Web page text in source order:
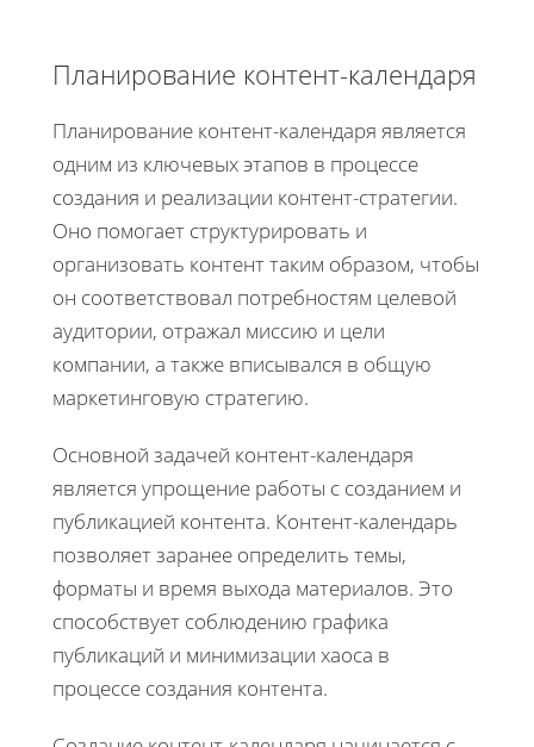
Планирование контент-календаря
Планирование контент-календаря является
одним из ключевых этапов в процессе
создания и реализации контент-стратегии.
Оно помогает структурировать и
организовать контент таким образом, чтобы
он соответствовал потребностям целевой
аудитории, отражал миссию и цели
компании, а также вписывался в общую
маркетинговую стратегию.
Основной задачей контент-календаря
является упрощение работы с созданием и
публикацией контента. Контент-календарь
позволяет заранее определить темы,
форматы и время выхода материалов. Это
способствует соблюдению графика
публикаций и минимизации хаоса в
процессе создания контента.